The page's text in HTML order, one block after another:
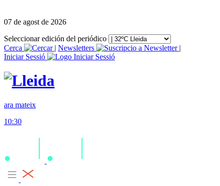
07 de agost de 2026
Seleccionar edición del periódico
Cerca
| Newsletters
|
Iniciar Sessió
ara mateix
10:30